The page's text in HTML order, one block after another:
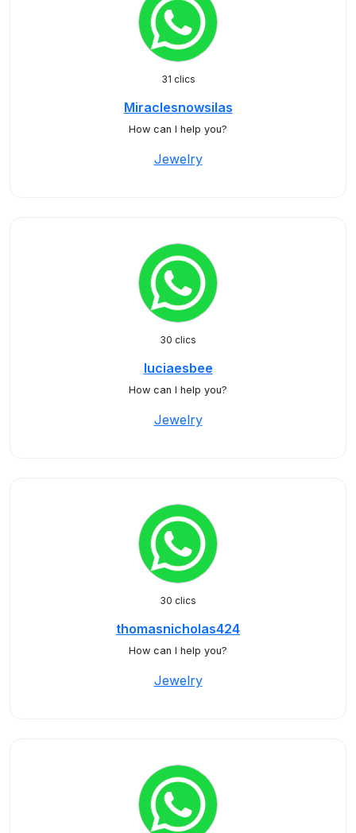
31 clics
Miraclesnowsilas
How can I help you?
Jewelry
30 clics
luciaesbee
How can I help you?
Jewelry
30 clics
thomasnicholas424
How can I help you?
Jewelry